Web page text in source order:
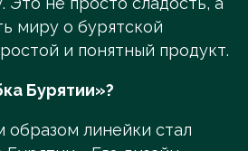
миру о бурятской
и понятный продукт.
Бурятии»?
линейки стал